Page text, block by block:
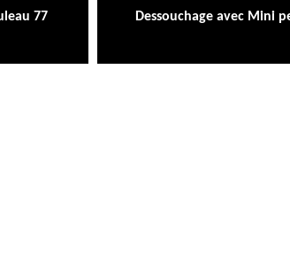
77 Dessouchage avec Mini